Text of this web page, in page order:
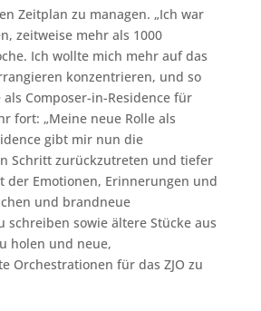
Zeitplan zu managen. „Ich war
zeitweise mehr als 1000
Ich wollte mich mehr auf das
konzentrieren, und so
Composer-in-Residence für
fort: „Meine neue Rolle als
gibt mir nun die
Schritt zurückzutreten und tiefer
der Emotionen, Erinnerungen und
und brandneue
schreiben sowie ältere Stücke aus
holen und neue,
Orchestrationen für das ZJO zu